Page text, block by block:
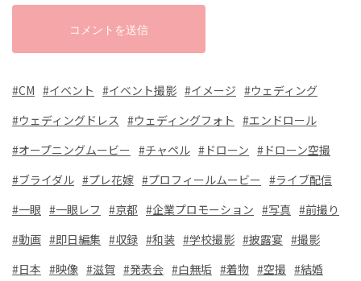
CM イベント イベント撮影 イメージ
ウェディング
ウェディングドレス
ウェディングフォト
エンドロール
オープニングムービー
チャペル ドローン
ドローン空撮
ブライダル
プレ花嫁 プロフィールムービー
ライブ配信
一眼
一眼レフ 京都 企業プロモーション 写真
前撮り
動画
即日編集 収録 和装 学校撮影 披露宴
撮影
日本
映像 滋賀 発表会 白無垢 着物 空撮
結婚